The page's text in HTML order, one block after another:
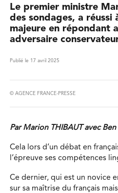
Le premier ministre
des sondages, a
majeure en répondant
adversaire
Publié le 17 avril 2025
© AGENCE FRANCE-PRESSE
Par Marion THIBAUT avec
Cela lors d’un débat en
l’épreuve ses compétences
Ce dernier, qui est un novice
sur sa maîtrise du français